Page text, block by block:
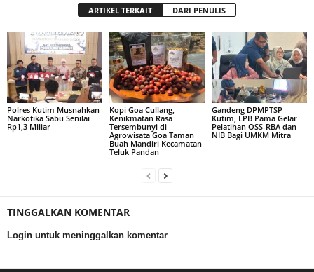
ARTIKEL TERKAIT DARI PENULIS
Polres Kutim Musnahkan
Narkotika Sabu Senilai
Rp1,3 Miliar
Kopi Goa Cullang,
Kenikmatan Rasa
Tersembunyi di
Agrowisata Goa Taman
Buah Mandiri Kecamatan
Teluk Pandan
Gandeng DPMPTSP
Kutim, LPB Pama Gelar
Pelatihan OSS-RBA dan
NIB Bagi UMKM Mitra
TINGGALKAN KOMENTAR
Login untuk meninggalkan komentar